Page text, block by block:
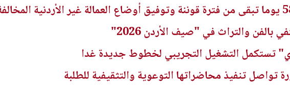
بالفن والتراث في "صيف الأردن 2026"
تستكمل التشغيل التجريبي لخطوط جديدة غدا
تواصل تنفيذ محاضراتها التوعوية والتثقيفية للطلبة